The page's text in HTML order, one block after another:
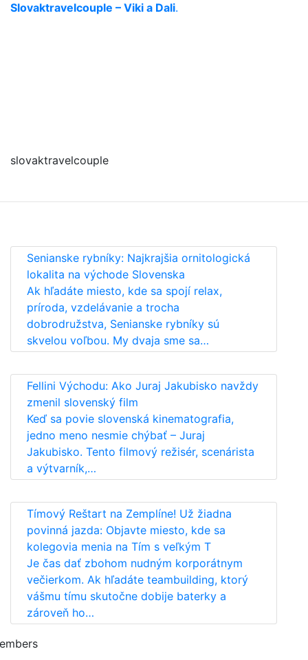
Slovaktravelcouple – Viki a Dali.
slovaktravelcouple
Senianske rybníky: Najkrajšia ornitologická
lokalita na východe Slovenska
Ak hľadáte miesto, kde sa spojí relax,
príroda, vzdelávanie a trocha
dobrodružstva, Senianske rybníky sú
skvelou voľbou. My dvaja sme sa…
Fellini Východu: Ako Juraj Jakubisko navždy
zmenil slovenský film
Keď sa povie slovenská kinematografia,
jedno meno nesmie chýbať – Juraj
Jakubisko. Tento filmový režisér, scenárista
a výtvarník,…
Tímový Reštart na Zemplíne! Už žiadna
povinná jazda: Objavte miesto, kde sa
kolegovia menia na Tím s veľkým T
Je čas dať zbohom nudným korporátnym
večierkom. Ak hľadáte teambuilding, ktorý
vášmu tímu skutočne dobije baterky a
zároveň ho…